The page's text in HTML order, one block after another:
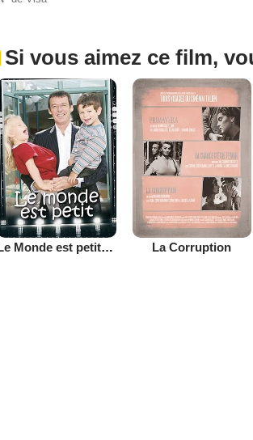
Si vous aimez ce film,
Le Monde est petit (TV) La Corruption